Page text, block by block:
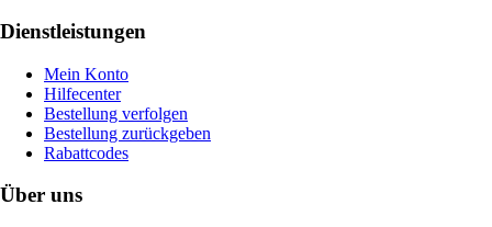
Dienstleistungen
Mein Konto
Hilfecenter
Bestellung verfolgen
Bestellung zurückgeben
Rabattcodes
Über uns